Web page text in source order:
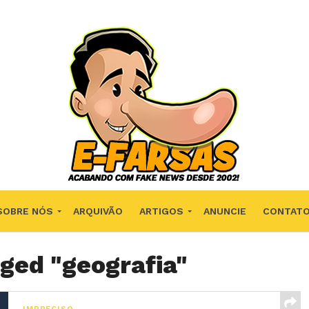
NÓS ARQUIVÃO ARTIGOS ANUNCIE CONTATO
"geografia"